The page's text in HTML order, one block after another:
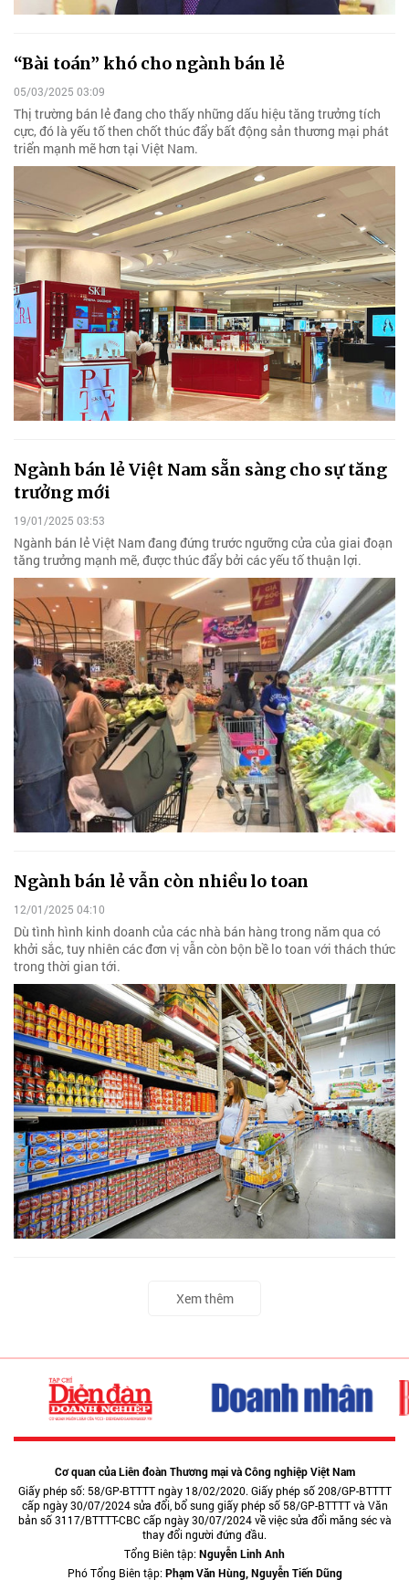
“Bài toán” khó cho ngành bán lẻ
05/03/2025 03:09
Thị trường bán lẻ đang cho thấy những dấu hiệu tăng trưởng tích
cực, đó là yếu tố then chốt thúc đẩy bất động sản thương mại phát
triển mạnh mẽ hơn tại Việt Nam.
Ngành bán lẻ Việt Nam sẵn sàng cho sự tăng
trưởng mới
19/01/2025 03:53
Ngành bán lẻ Việt Nam đang đứng trước ngưỡng cửa của giai đoạn
tăng trưởng mạnh mẽ, được thúc đẩy bởi các yếu tố thuận lợi.
Ngành bán lẻ vẫn còn nhiều lo toan
12/01/2025 04:10
Dù tình hình kinh doanh của các nhà bán hàng trong năm qua có
khởi sắc, tuy nhiên các đơn vị vẫn còn bộn bề lo toan với thách thức
trong thời gian tới.
Xem thêm
Cơ quan của Liên đoàn Thương mại và Công nghiệp Việt Nam
Giấy phép số: 58/GP-BTTTT ngày 18/02/2020. Giấy phép số 208/GP-BTTTT
cấp ngày 30/07/2024 sửa đổi, bổ sung giấy phép số 58/GP-BTTTT và Văn
bản số 3117/BTTTT-CBC cấp ngày 30/07/2024 về việc sửa đổi măng séc và
thay đổi người đứng đầu.
Tổng Biên tập:Nguyễn Linh Anh
Phó Tổng Biên tập:Phạm Văn Hùng, Nguyễn Tiến Dũng